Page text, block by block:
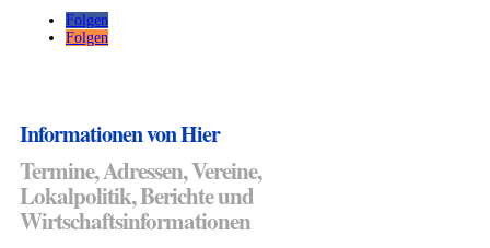
Folgen
Folgen
Informationen von Hier
Termine, Adressen, Vereine,
Lokalpolitik, Berichte und
Wirtschaftsinformationen